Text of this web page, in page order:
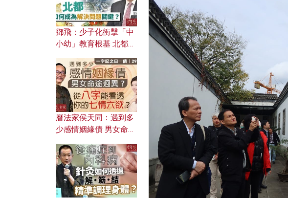
鄧飛：少子化衝擊「中
小幼」教育根基 北都如
曆法家侯天同：遇到多
少感情姻緣債 男女命途
的七情六欲？